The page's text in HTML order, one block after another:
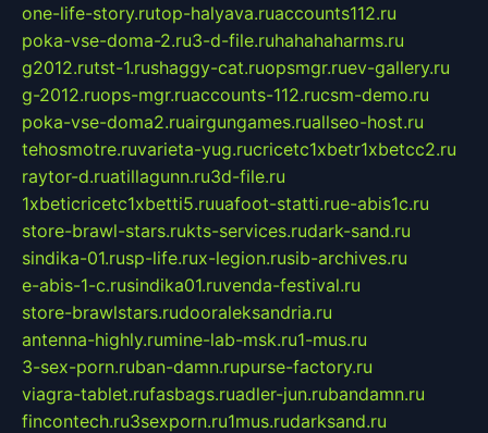
one-life-story.rutop-halyava.ruaccounts112.ru
poka-vse-doma-2.ru3-d-file.ruhahahaharms.ru
g2012.rutst-1.rushaggy-cat.ruopsmgr.ruev-gallery.ru
g-2012.ruops-mgr.ruaccounts-112.rucsm-demo.ru
poka-vse-doma2.ruairgungames.ruallseo-host.ru
tehosmotre.ruvarieta-yug.rucricetc1xbetr1xbetcc2.ru
raytor-d.ruatillagunn.ru3d-file.ru
1xbeticricetc1xbetti5.ruuafoot-statti.rue-abis1c.ru
store-brawl-stars.rukts-services.rudark-sand.ru
sindika-01.rusp-life.rux-legion.rusib-archives.ru
e-abis-1-c.rusindika01.ruvenda-festival.ru
store-brawlstars.rudooraleksandria.ru
antenna-highly.rumine-lab-msk.ru1-mus.ru
3-sex-porn.ruban-damn.rupurse-factory.ru
viagra-tablet.rufasbags.ruadler-jun.rubandamn.ru
fincontech.ru3sexporn.ru1mus.rudarksand.ru